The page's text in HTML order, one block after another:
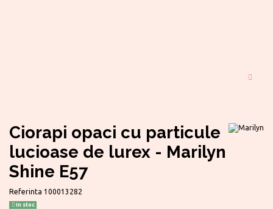
Ciorapi opaci cu particule
lucioase de lurex - Marilyn
Shine E57
Referinta 100013282
In stoc